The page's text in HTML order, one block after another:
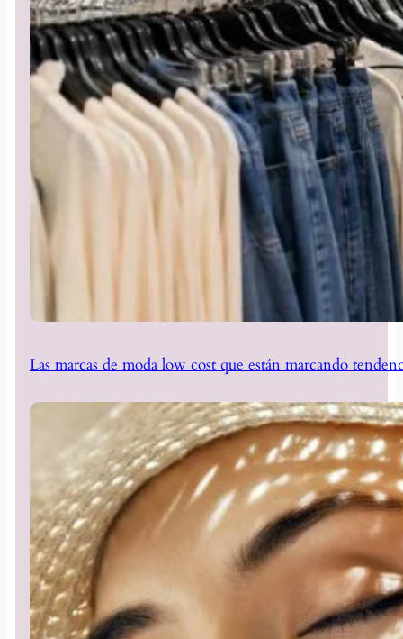
Las marcas de moda low cost que están marcando